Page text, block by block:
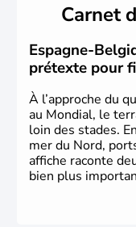
effectuée par
les Belges. Décrite
général romain, la
jusqu'en 1795 : les
Liège. Il faut
devienne un Etat
1993.
Carnet
Espagne-
prétexte pour
À l’approche du
au Mondial, le
loin des stades.
mer du Nord,
affiche raconte
bien plus